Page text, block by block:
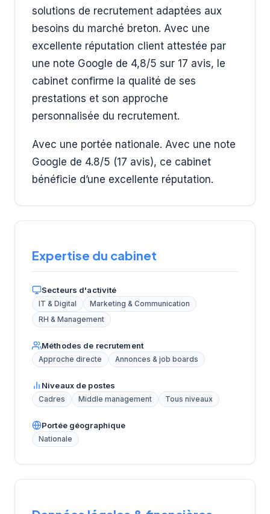
solutions de recrutement adaptées aux
besoins du marché breton. Avec une
excellente réputation client attestée par
une note Google de 4,8/5 sur 17 avis, le
cabinet confirme la qualité de ses
prestations et son approche
personnalisée du recrutement.
Avec une portée nationale. Avec une note
Google de 4.8/5 (17 avis), ce cabinet
bénéficie d’une excellente réputation.
Expertise du cabinet
Secteurs d'activité
IT & Digital
Marketing & Communication
RH & Management
Méthodes de recrutement
Approche directe Annonces & job boards
Niveaux de postes
Cadres Middle management Tous niveaux
Portée géographique
Nationale